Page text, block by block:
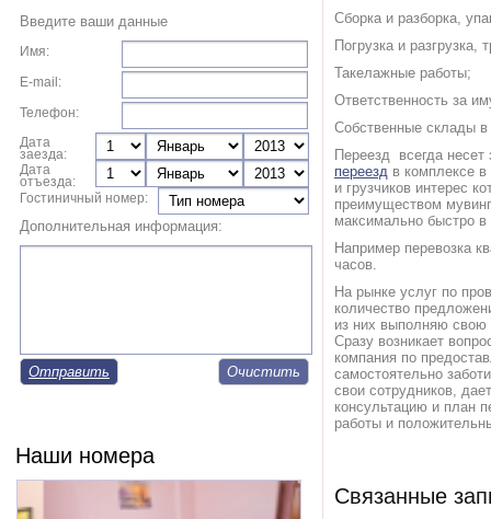
Введите ваши данные
Имя:
E-mail:
Телефон:
Дата
заезда:
Дата
отъезда:
Гостиничный номер:
Дополнительная информация:
Отправить
Наши номера
Сборка и разборка,
Погрузка и
Такелажные работы;
Ответственность за
Собственные склады
Переезд всегда несет
переезд в комплексе
и грузчиков интерес
преимуществом
максимально быстро
Например перевозка
часов.
На рынке услуг по
количество
из них выполняю свою
Сразу возникает
компания по
самостоятельно
свои сотрудников,
консультацию и план
работы и
Связанные